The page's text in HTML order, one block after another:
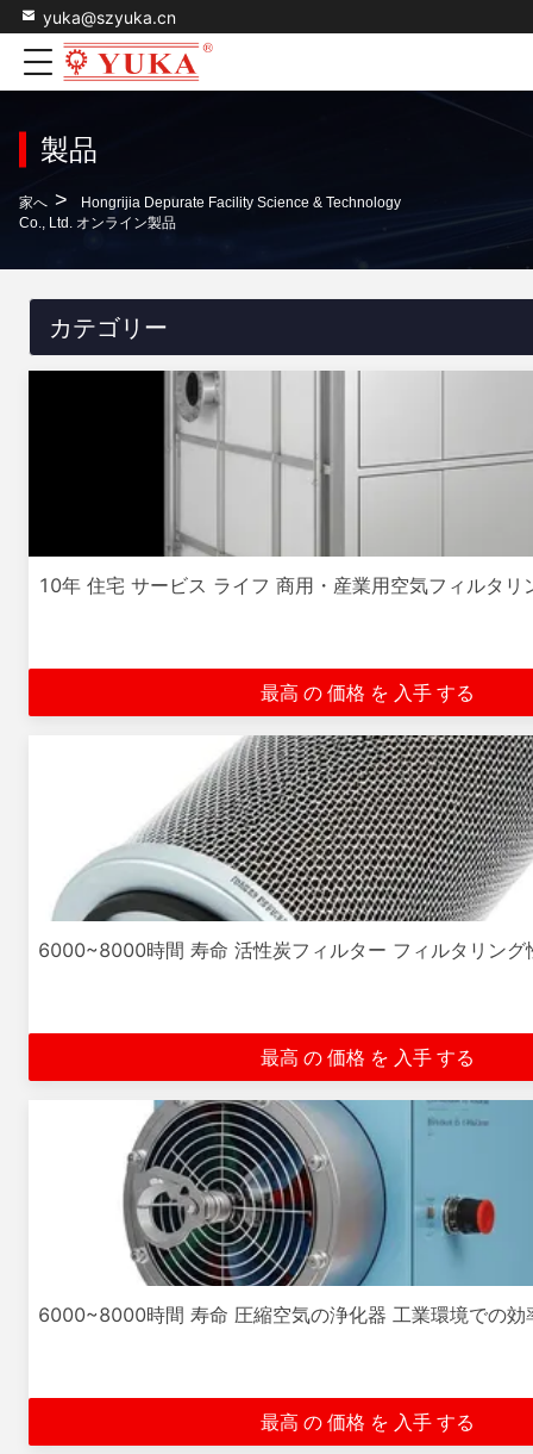
yuka@szyuka.cn
製品
家へ >
Hongrijia Depurate Facility Science & Technology
Co., Ltd. オンライン製品
カテゴリー
10年 住宅 サービス ライフ 商用・産業用空気フィルタリ
最高 の 価格 を 入手 する
6000~8000時間 寿命 活性炭フィルター フィルタリン
最高 の 価格 を 入手 する
6000~8000時間 寿命 圧縮空気の浄化器 工業環境での効
最高 の 価格 を 入手 する